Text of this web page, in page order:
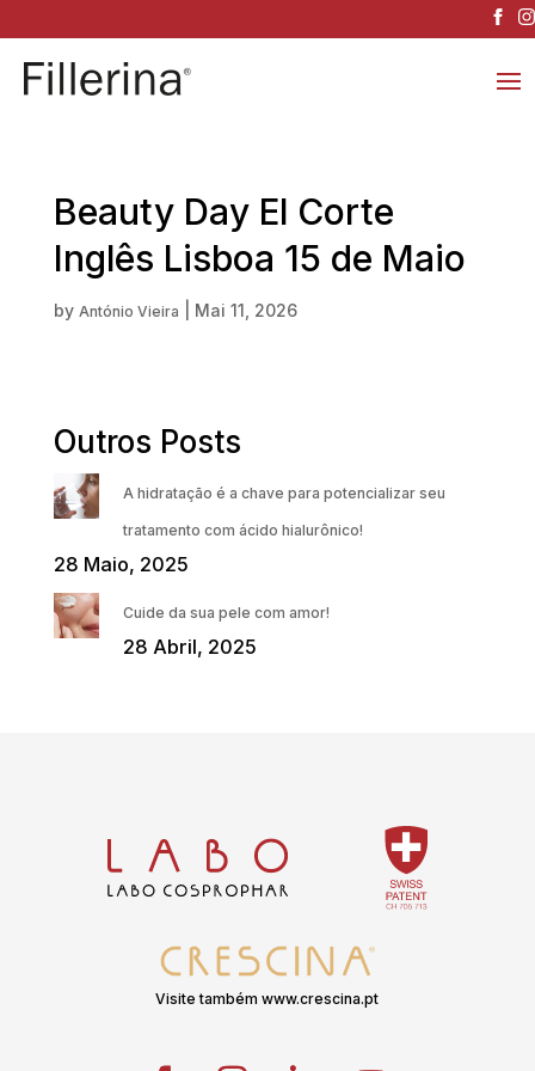
Beauty Day El Corte
Inglês Lisboa 15 de Maio
by António Vieira Mai 11, 2026
Outros Posts
A hidratação é a chave para potencializar seu
tratamento com ácido hialurônico!
28 Maio, 2025
Cuide da sua pele com amor!
28 Abril, 2025
Visite também www.crescina.pt